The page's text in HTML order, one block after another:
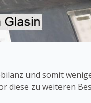
und somit
diese zu weiteren